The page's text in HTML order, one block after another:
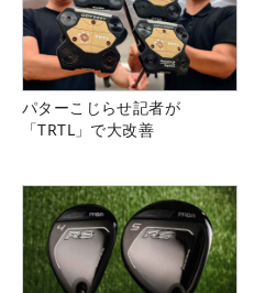
パターこじらせ記者が
「TRTL」で大改善